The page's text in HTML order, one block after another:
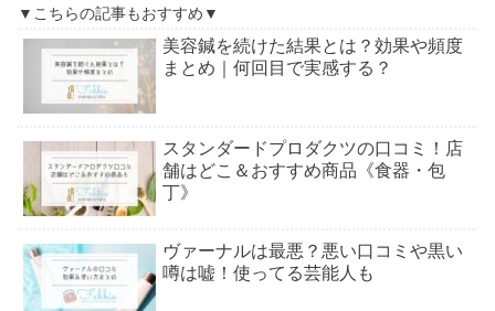
▼こちらの記事もおすすめ▼
美容鍼を続けた結果とは？効果や頻度
まとめ｜何回目で実感する？
スタンダードプロダクツの口コミ！店
舗はどこ＆おすすめ商品《食器・包
丁》
ヴァーナルは最悪？悪い口コミや黒い
噂は嘘！使ってる芸能人も